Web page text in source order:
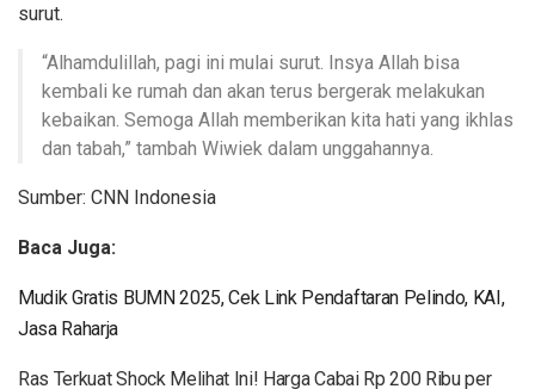
surut.
“Alhamdulillah, pagi ini mulai surut. Insya Allah bisa
kembali ke rumah dan akan terus bergerak melakukan
kebaikan. Semoga Allah memberikan kita hati yang ikhlas
dan tabah,” tambah Wiwiek dalam unggahannya.
Sumber: CNN Indonesia
Baca Juga:
Mudik Gratis BUMN 2025, Cek Link Pendaftaran Pelindo, KAI,
Jasa Raharja
Ras Terkuat Shock Melihat Ini! Harga Cabai Rp 200 Ribu per